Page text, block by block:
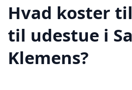
Hvad koster
til udestue i
Klemens?